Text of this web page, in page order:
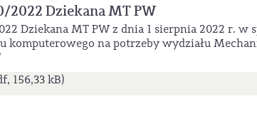
2022 Dziekana MT PW
Dziekana MT PW z dnia 1 sierpnia 2022 r.
komputerowego na potrzeby wydziału
156,33 kB)